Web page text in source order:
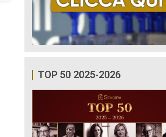
TOP 50 2025-2026